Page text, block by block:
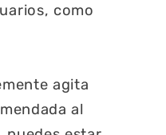
como
agita
al